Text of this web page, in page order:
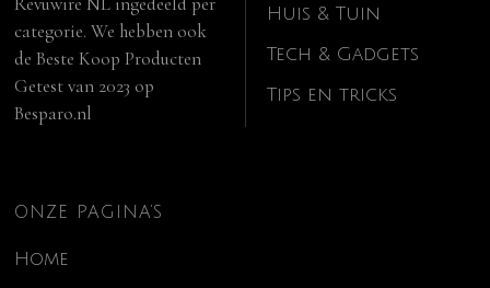
categorie. We hebben ook
deBeste Koop Producten
Getest van 2023 op
Besparo.nl
Huis & Tuin
Tech & Gadgets
Tips en tricks
ONZE PAGINA’S
Home